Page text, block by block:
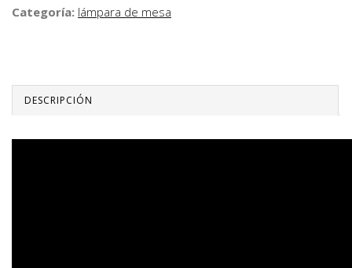
Categoría: lámpara de mesa
DESCRIPCIÓN